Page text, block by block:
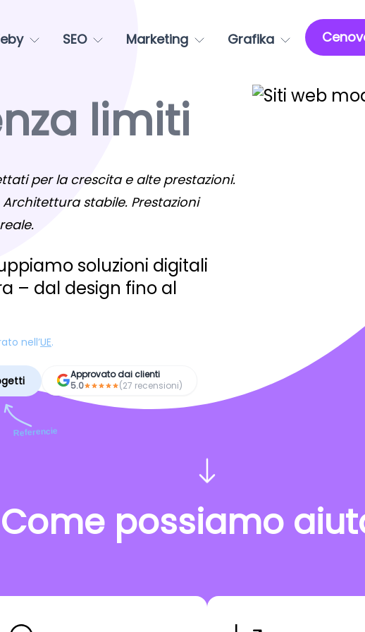
SEO Marketing Grafika
limiti
per la crescita e alte prestazioni.
Architettura stabile. Prestazioni
soluzioni digitali
– dal design fino al
nell’UE.
Referencie
Approvato dai clienti
5.0
(27 recensioni)
Come possiamo